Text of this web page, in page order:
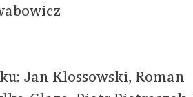
Jan Klossowski, Roman